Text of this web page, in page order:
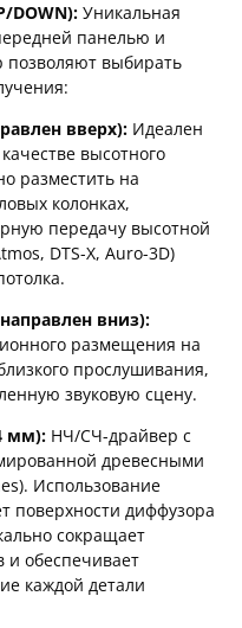
DOWN): Уникальная
панелью и
позволяют выбирать
вверх): Идеален
высотного
разместить на
колонках,
передачу высотной
DTS-X, Auro-3D)
вниз):
размещения на
прослушивания,
звуковую сцену.
мм): НЧ/СЧ-драйвер с
древесными
Использование
поверхности диффузора
сокращает
и обеспечивает
каждой детали